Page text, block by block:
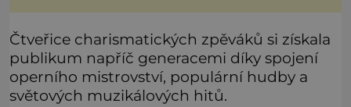
Čtveřice charismatických zpěváků si získala
publikum napříč generacemi díky spojení
operního mistrovství, populární hudby a
světových muzikálových hitů.